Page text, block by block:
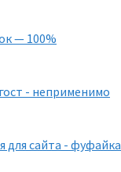
— 100%
- неприменимо
для сайта - фуфайка